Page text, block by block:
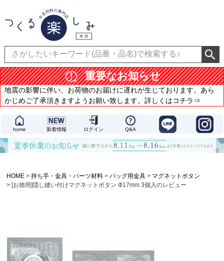
重要なお知らせ
地震の影響に伴い、お荷物のお届けに遅れが生じております。あら
かじめご了承頂きますようお願い致します。詳しくはコチラ⇒
home 新着情報 ログイン Q&A
HOME 持ち手・金具・パーツ材料 バッグ用金具
マグネットボタン
[お徳用]隠し縫い付けマグネットボタン Ф17mm 3個入のレビュー